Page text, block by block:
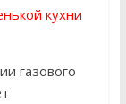
кухни
газового